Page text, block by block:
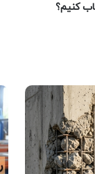
کنیم؟